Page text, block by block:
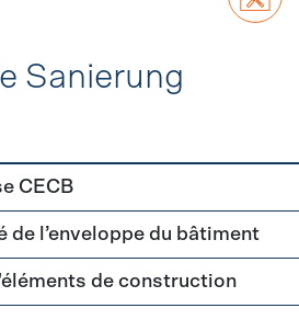
Sanierung
Sanierung
CECB
de l’enveloppe du bâtiment
de construction